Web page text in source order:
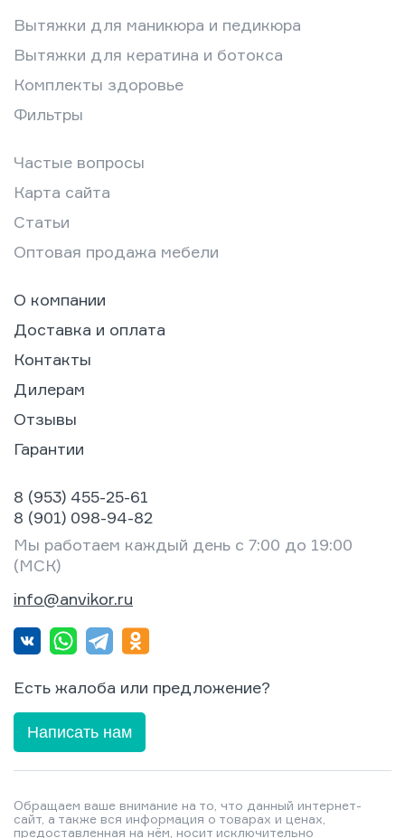
Вытяжки для маникюра и педикюра
Вытяжки для кератина и ботокса
Комплекты здоровье
Фильтры
Частые вопросы
Карта сайта
Статьи
Оптовая продажа мебели
О компании
Доставка и оплата
Контакты
Дилерам
Отзывы
Гарантии
8 (953) 455-25-61
8 (901) 098-94-82
Мы работаем каждый день с 7:00 до 19:00
(МСК)
info@anvikor.ru
Есть жалоба или предложение?
Написать нам
Обращаем ваше внимание на то, что данный интернет-
сайт, а также вся информация о товарах и ценах,
предоставленная на нём, носит исключительно